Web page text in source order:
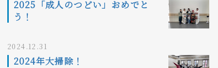
2025「成人のつどい」おめでと
う！
2024.12.31
2024年大掃除！